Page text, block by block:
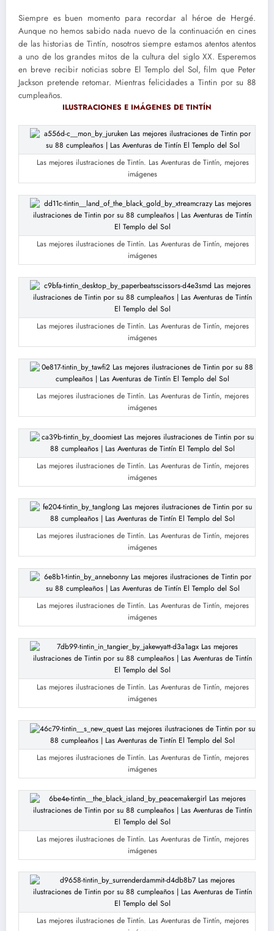
Siempre es buen momento para recordar al héroe de Hergé.
Aunque no hemos sabido nada nuevo de la continuación en cines
de las historias de Tintín, nosotros siempre estamos atentos atentos
a uno de los grandes mitos de la cultura del siglo XX. Esperemos
en breve recibir noticias sobre El Templo del Sol, film que Peter
Jackson pretende retomar. Mientras felicidades a Tintin por su 88
cumpleaños.
ILUSTRACIONES E IMÁGENES DE TINTÍN
Las mejores ilustraciones de Tintín. Las Aventuras de Tintín, mejores
imágenes
Las mejores ilustraciones de Tintín. Las Aventuras de Tintín, mejores
imágenes
Las mejores ilustraciones de Tintín. Las Aventuras de Tintín, mejores
imágenes
Las mejores ilustraciones de Tintín. Las Aventuras de Tintín, mejores
imágenes
Las mejores ilustraciones de Tintín. Las Aventuras de Tintín, mejores
imágenes
Las mejores ilustraciones de Tintín. Las Aventuras de Tintín, mejores
imágenes
Las mejores ilustraciones de Tintín. Las Aventuras de Tintín, mejores
imágenes
Las mejores ilustraciones de Tintín. Las Aventuras de Tintín, mejores
imágenes
Las mejores ilustraciones de Tintín. Las Aventuras de Tintín, mejores
imágenes
Las mejores ilustraciones de Tintín. Las Aventuras de Tintín, mejores
imágenes
Las mejores ilustraciones de Tintín. Las Aventuras de Tintín, mejores